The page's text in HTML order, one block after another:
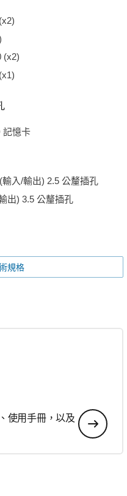
(x2)
記憶卡
輸入/輸出) 2.5 公釐插孔
出) 3.5 公釐插孔
規格
使用手冊，以及